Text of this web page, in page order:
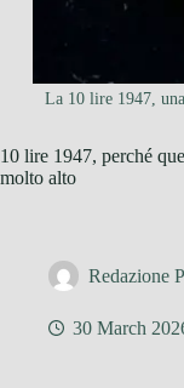
La 10 lire 1947,
10 lire 1947, perché
molto alto
Redazione
30 March